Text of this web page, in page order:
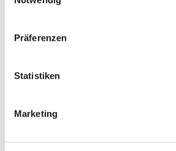
Präferenzen
Statistiken
Marketing